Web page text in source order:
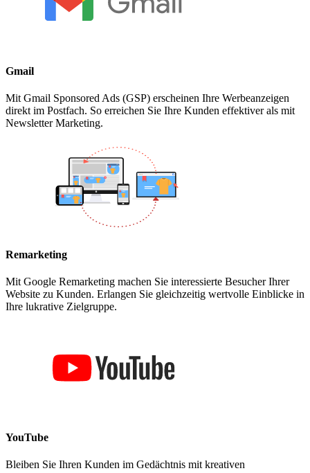
Gmail
Mit Gmail Sponsored Ads (GSP) erscheinen Ihre Werbeanzeigen
direkt im Postfach. So erreichen Sie Ihre Kunden effektiver als mit
Newsletter Marketing.
Remarketing
Mit Google Remarketing machen Sie interessierte Besucher Ihrer
Website zu Kunden. Erlangen Sie gleichzeitig wertvolle Einblicke in
Ihre lukrative Zielgruppe.
YouTube
Bleiben Sie Ihren Kunden im Gedächtnis mit kreativen